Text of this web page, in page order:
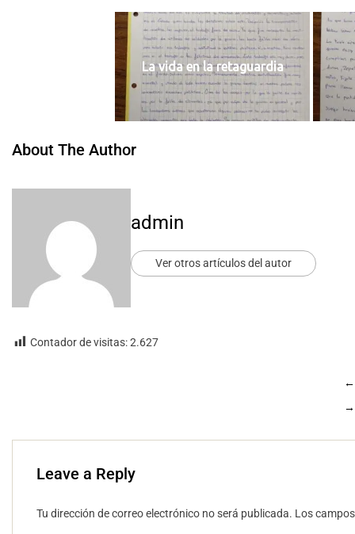
La vida en la retaguardia
About The Author
admin
Ver otros artículos del autor
Contador de visitas:2.627
←
→
Leave a Reply
Tu dirección de correo electrónico no será publicada. Los